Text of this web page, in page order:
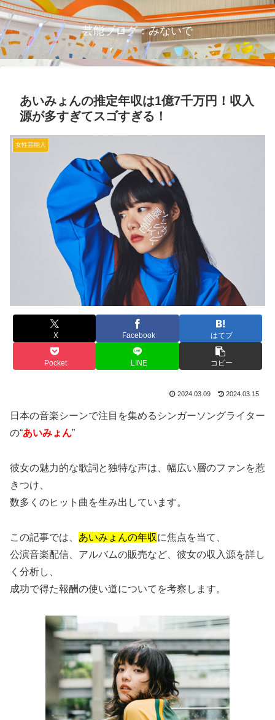
芸能ブログ：みないで
あいみょんの推定年収は1億7千万円！収入
源が多すぎてスゴすぎる！
女性芸能人
X Facebook はてブ
Pocket LINE コピー
2024.03.09 2024.03.15
日本の音楽シーンで注目を集めるシンガーソングライター
の“あいみょん”
彼女の魅力的な歌詞と独特な声は、幅広い層のファンを惹
きつけ、
数多くのヒット曲を生み出しています。
この記事では、 あいみょんの年収に焦点を当て、
公演音楽配信、アルバムの販売など、彼女の収入源を詳し
く分析し、
成功で得た報酬の使い道についてを考察します。